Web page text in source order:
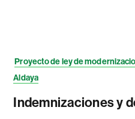
Proyecto de ley de
Aldaya
Indemnizaciones y